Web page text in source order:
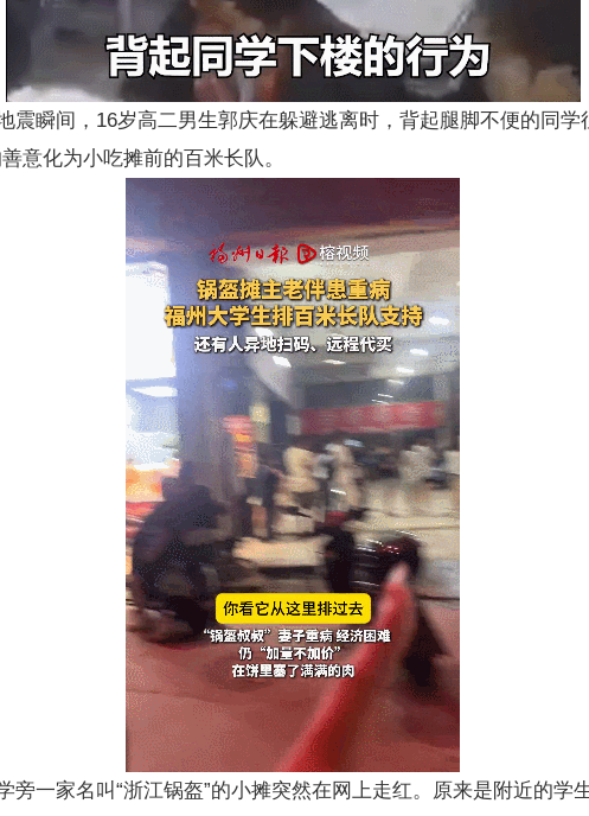
震瞬间，16岁高二男生郭庆在躲避逃离时，背起腿脚不便的同学
意化为小吃摊前的百米长队。
旁一家名叫“浙江锅盔”的小摊突然在网上走红。原来是附近的学